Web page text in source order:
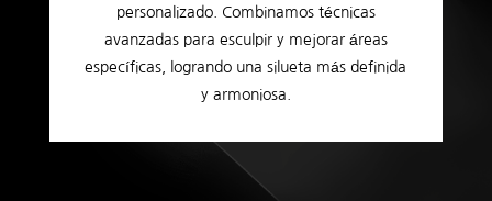
personalizado. Combinamos técnicas
avanzadas para esculpir y mejorar áreas
específicas, logrando una silueta más definida
y armoniosa.